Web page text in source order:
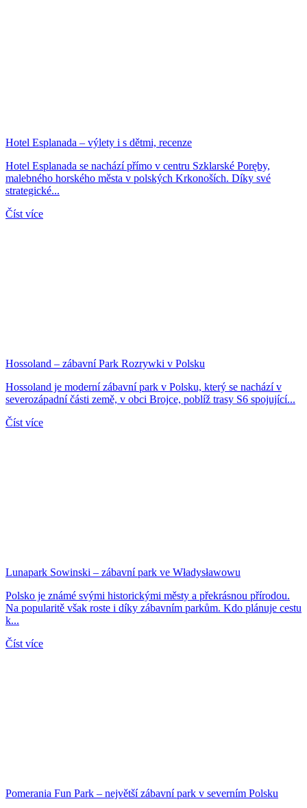
Hotel Esplanada – výlety i s dětmi, recenze
Hotel Esplanada se nachází přímo v centru Szklarské Poręby,
malebného horského města v polských Krkonoších. Díky své
strategické...
Číst více
Hossoland – zábavní Park Rozrywki v Polsku
Hossoland je moderní zábavní park v Polsku, který se nachází v
severozápadní části země, v obci Brojce, poblíž trasy S6 spojující...
Číst více
Lunapark Sowinski – zábavní park ve Władysławowu
Polsko je známé svými historickými městy a překrásnou přírodou.
Na popularitě však roste i díky zábavním parkům. Kdo plánuje cestu
k...
Číst více
Pomerania Fun Park – největší zábavní park v severním Polsku